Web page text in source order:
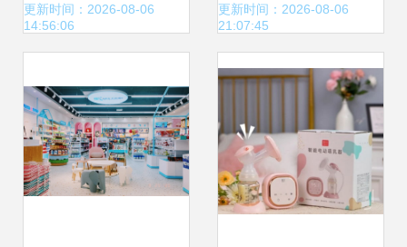
场精选
更新时间：2026-08-06
14:56:06
品店的关键信息
更新时间：2026-08-06
21:07:45